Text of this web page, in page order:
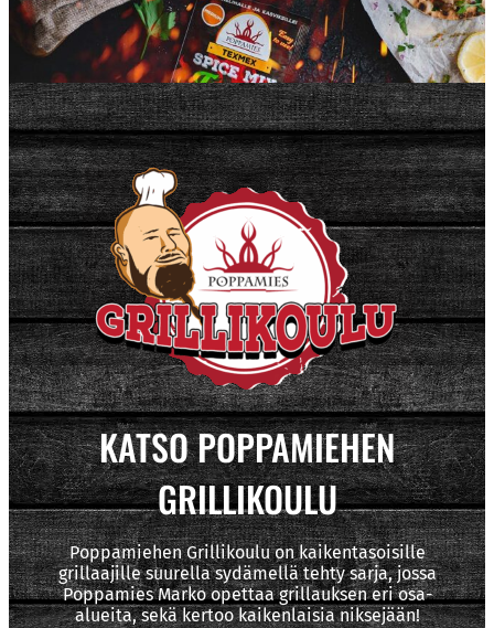
KATSO POPPAMIEHEN
GRILLIKOULU
Poppamiehen Grillikoulu on kaikentasoisille
grillaajille suurella sydämellä tehty sarja, jossa
Poppamies Marko opettaa grillauksen eri osa-
alueita, sekä kertoo kaikenlaisia niksejään!